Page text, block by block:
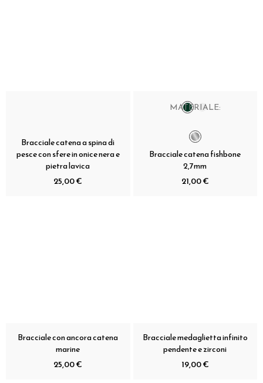
Bracciale catena a spina di
pesce con sfere in onice nera e
pietra lavica
25,00 €
MATERIALE:
Bracciale catena fishbone
2,7mm
21,00 €
Bracciale con ancora catena
marine
25,00 €
Bracciale medaglietta infinito
pendente e zirconi
19,00 €